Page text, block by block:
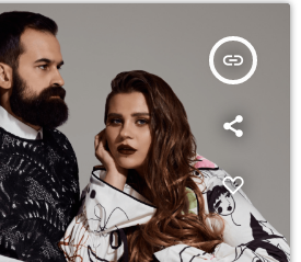
insert_link